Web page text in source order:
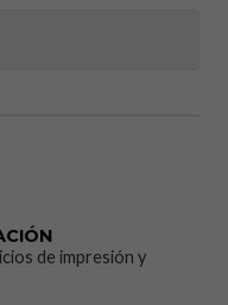
que ayuda a
de impresión y